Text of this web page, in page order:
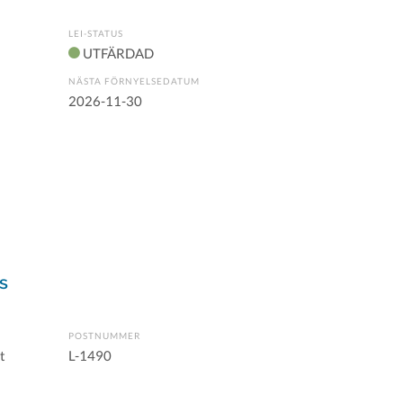
LEI-STATUS
UTFÄRDAD
NÄSTA FÖRNYELSEDATUM
2026-11-30
POSTNUMMER
L-1490